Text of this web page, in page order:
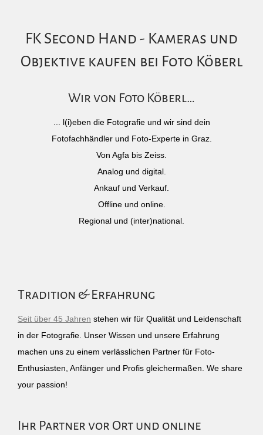
FK Second Hand - Kameras und
Objektive kaufen bei Foto Köberl
Wir von Foto Köberl…
... l(i)eben die Fotografie und wir sind dein
Fotofachhändler und Foto-Experte in Graz.
Von Agfa bis Zeiss.
Analog und digital.
Ankauf und Verkauf.
Offline und online.
Regional und (inter)national.
Tradition & Erfahrung
Seit über 45 Jahren stehen wir für Qualität und Leidenschaft
in der Fotografie. Unser Wissen und unsere Erfahrung
machen uns zu einem verlässlichen Partner für Foto-
Enthusiasten, Anfänger und Profis gleichermaßen. We share
your passion!
Ihr Partner vor Ort und online